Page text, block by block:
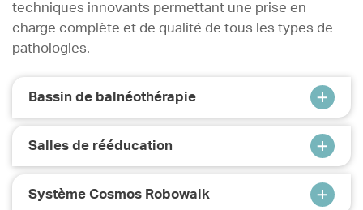
techniques innovants permettant une prise en
charge complète et de qualité de tous les types de
pathologies.
Bassin de balnéothérapie
La balnéothérapie est une technique de
rééducation active ou passive réalisée sur des
personnes en immersion. Elle s’adresse aux
patients en hospitalisation de jour ou complète
Salles de rééducation
Nos salles de rééducation sont équipées de
matériels de pointe permettant une prise en
Système Cosmos Robowalk